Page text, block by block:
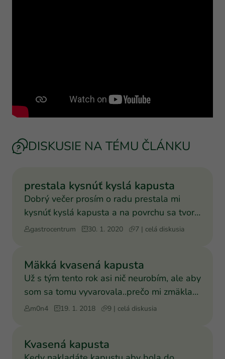
DISKUSIE NA TÉMU ČLÁNKU
prestala kysnúť kyslá kapusta
Dobrý večer prosím o radu prestala mi
kysnúť kyslá kapusta a na povrchu sa tvorí
biely povlak.Dakuje
gastrocentrum 30. 1. 2020 7 | celá diskusia
Mäkká kvasená kapusta
Už s tým tento rok asi nič neurobím, ale aby
som sa tomu vyvarovala..prečo mi zmäkla
kvasená kapusta
m0n4 19. 1. 2018 9 | celá diskusia
Kvasená kapusta